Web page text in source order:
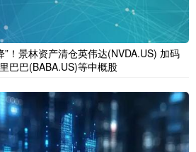
！景林资产清仓英伟达(NVDA.US) 加码
巴巴(BABA.US)等中概股